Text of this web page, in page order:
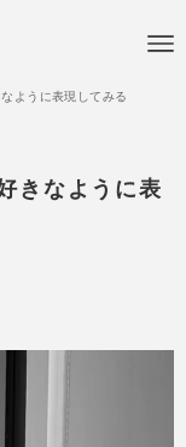
ように表現してみる
きなように表